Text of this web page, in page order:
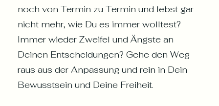
noch von Termin zu Termin und lebst gar
nicht mehr, wie Du es immer wolltest?
Immer wieder Zweifel und Ängste an
Deinen Entscheidungen? Gehe den Weg
raus aus der Anpassung und rein in Dein
Bewusstsein und Deine Freiheit.